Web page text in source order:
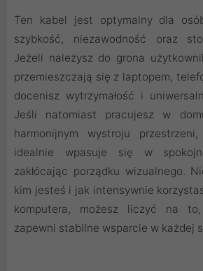
Ten kabel jest optymalny dla
szybkość, niezawodność oraz
Jeżeli należysz do grona
przemieszczają się z laptopem,
docenisz wytrzymałość i
Jeśli natomiast pracujesz w
harmonijnym wystroju
idealnie wpasuje się w
zakłócając porządku wizualnego.
kim jesteś i jak intensywnie
komputera, możesz liczyć na
zapewni stabilne wsparcie w każdej